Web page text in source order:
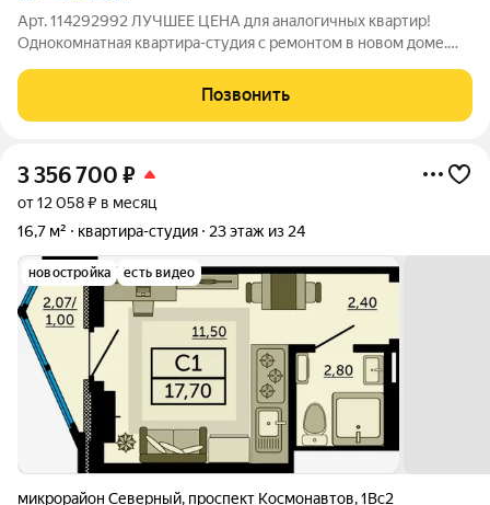
Арт. 114292992 ЛУЧШЕЕ ЦЕНА для аналогичных квартир!
Однокомнатная квартира-студия с ремонтом в новом доме.
Премиальные ЛИФТЫ. Консьерж. Закрытая территория.
Квартира полностью оснащена мебелью и
Позвонить
3 356 700 ₽
от 12 058 ₽ в месяц
16,7 м²
квартира-студия 23 этаж из 24
новостройка есть видео
микрорайон Северный, проспект Космонавтов,1Вс2